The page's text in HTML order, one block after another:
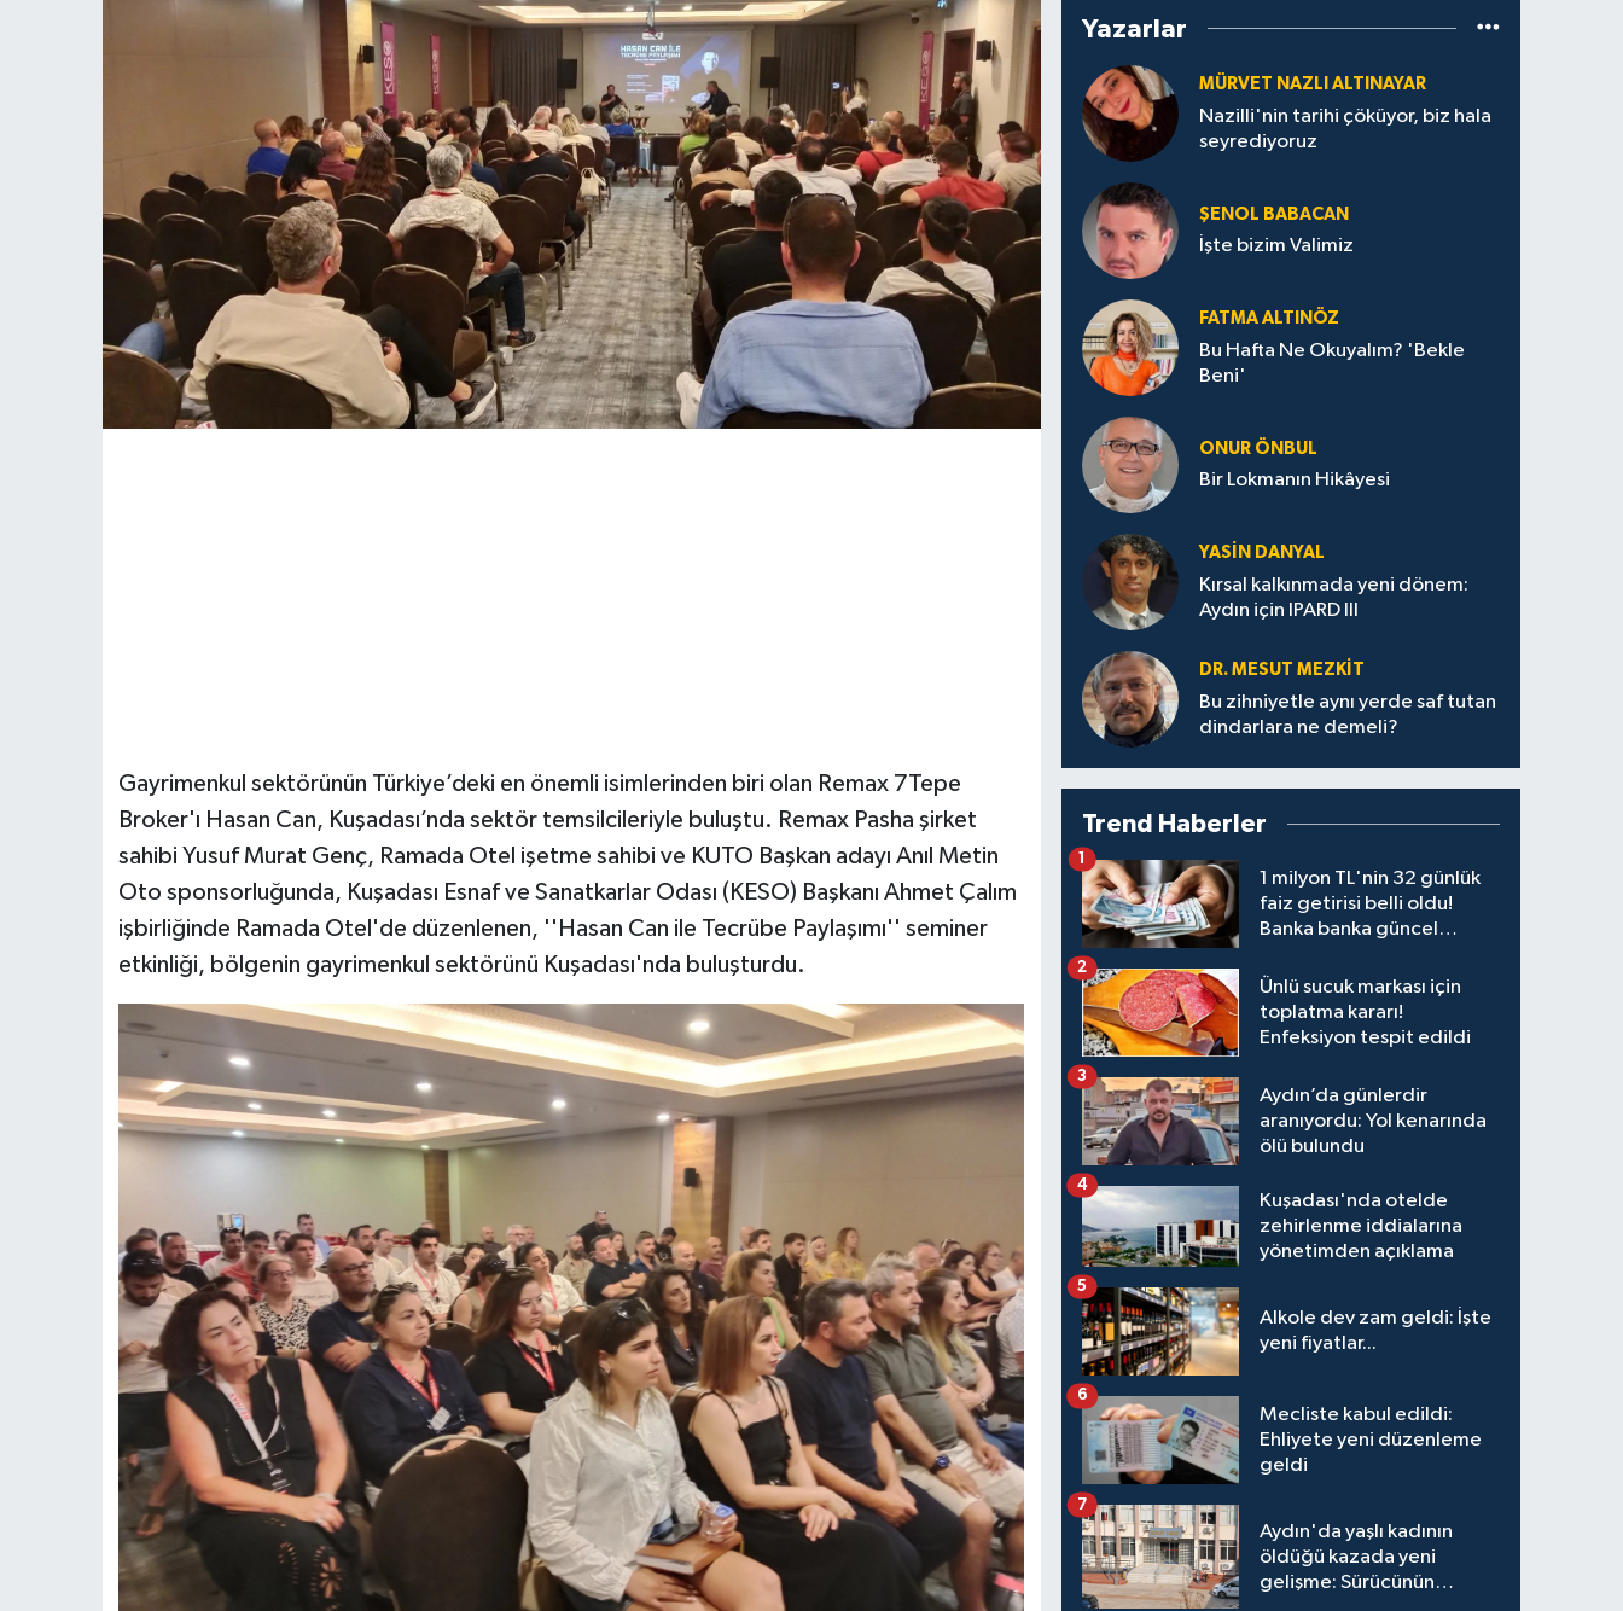
Gayrimenkul sektörünün Türkiye’deki en önemli isimlerinden biri olan Remax 7Tepe
Broker'ı Hasan Can, Kuşadası’nda sektör temsilcileriyle buluştu. Remax Pasha şirket
sahibi Yusuf Murat Genç, Ramada Otel işetme sahibi ve KUTO Başkan adayı Anıl Metin
Oto sponsorluğunda, Kuşadası Esnaf ve Sanatkarlar Odası (KESO) Başkanı Ahmet Çalım
işbirliğinde Ramada Otel'de düzenlenen, ''Hasan Can ile Tecrübe Paylaşımı'' seminer
etkinliği, bölgenin gayrimenkul sektörünü Kuşadası'nda buluşturdu.
Yazarlar
MÜRVET NAZLI ALTINAYAR
Nazilli'nin tarihi çöküyor, biz hala
seyrediyoruz
ŞENOL BABACAN
İşte bizim Valimiz
FATMA ALTINÖZ
Bu Hafta Ne Okuyalım? 'Bekle
Beni'
ONUR ÖNBUL
Bir Lokmanın Hikâyesi
YASIN DANYAL
Kırsal kalkınmada yeni dönem:
Aydın için IPARD III
DR. MESUT MEZKIT
Bu zihniyetle aynı yerde saf tutan
dindarlara ne demeli?
Trend Haberler
1 milyon TL'nin 32 günlük
faiz getirisi belli oldu!
Banka banka güncel
1
Ünlü sucuk markası için
toplatma kararı!
Enfeksiyon tespit edildi
2
Aydın’da günlerdir
aranıyordu: Yol kenarında
ölü bulundu
3
Kuşadası'nda otelde
zehirlenme iddialarına
yönetimden açıklama
4
Alkole dev zam geldi: İşte
yeni fiyatlar...
5
Mecliste kabul edildi:
Ehliyete yeni düzenleme
geldi
6
Aydın'da yaşlı kadının
öldüğü kazada yeni
gelişme: Sürücünün
7